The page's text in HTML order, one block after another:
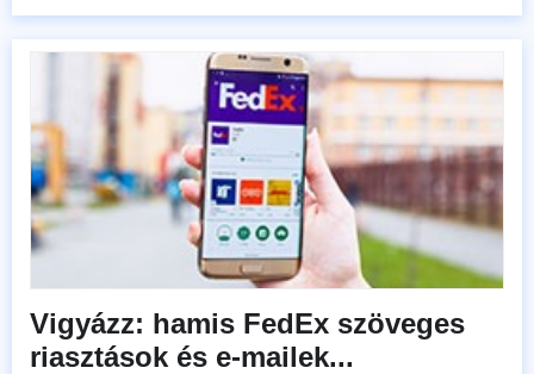
Vigyázz: hamis FedEx szöveges
riasztások és e-mailek...